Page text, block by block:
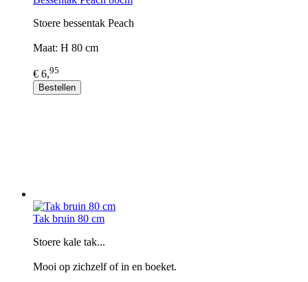
Stoere bessentak Peach
Maat: H 80 cm
€ 6,95
Bestellen
Tak bruin 80 cm
Stoere kale tak...
Mooi op zichzelf of in en boeket.